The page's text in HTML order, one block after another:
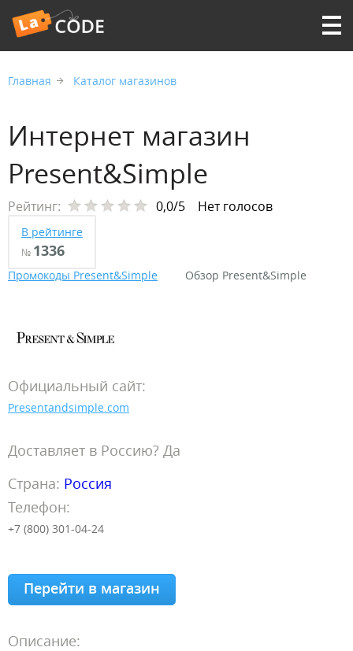
Главная Каталог магазинов
Интернет магазин
Present&Simple
Рейтинг: 0,0/5 Нет голосов
В рейтинге
№ 1336
Промокоды Present&Simple Обзор Present&Simple
Официальный сайт:
Presentandsimple.com
Доставляет в Россию? Да
Страна: Россия
Телефон:
+7 (800) 301-04-24
Перейти в магазин
Описание: